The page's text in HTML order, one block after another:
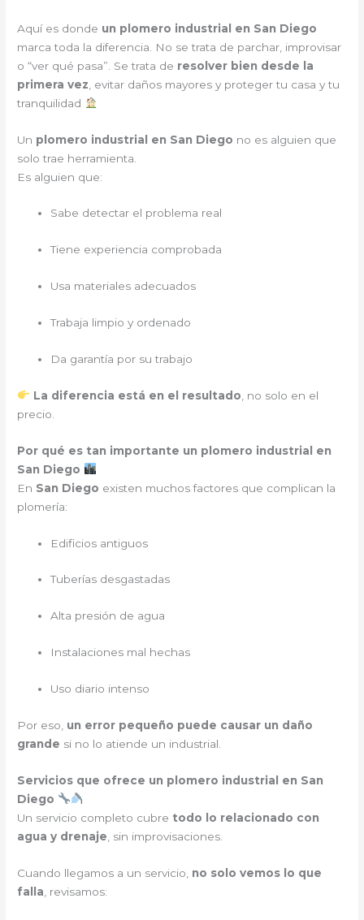
Aquí es donde un plomero industrial en San Diego
marca toda la diferencia. No se trata de parchar, improvisar
o “ver qué pasa”. Se trata de resolver bien desde la
primera vez , evitar daños mayores y proteger tu casa y tu
tranquilidad
Un plomero industrial en San Diego no es alguien que
solo trae herramienta.
Es alguien que:
Sabe detectar el problema real
Tiene experiencia comprobada
Usa materiales adecuados
Trabaja limpio y ordenado
Da garantía por su trabajo
La diferencia está en el resultado , no solo en el
precio.
Por qué es tan importante un plomero industrial en
San Diego
En San Diego existen muchos factores que complican la
plomería:
Edificios antiguos
Tuberías desgastadas
Alta presión de agua
Instalaciones mal hechas
Uso diario intenso
Por eso, un error pequeño puede causar un daño
grande si no lo atiende un industrial.
Servicios que ofrece un plomero industrial en San
Diego
Un servicio completo cubre todo lo relacionado con
agua y drenaje , sin improvisaciones.
Cuando llegamos a un servicio, no solo vemos lo que
falla , revisamos: